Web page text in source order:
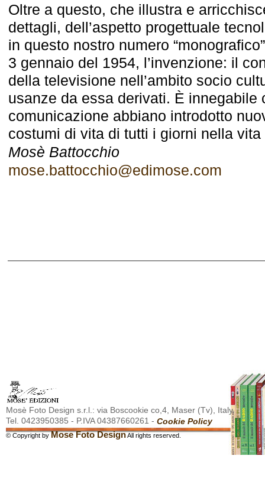
Oltre a questo, che illustra e
dettagli, dell’aspetto progettuale
in questo nostro numero
3 gennaio del 1954, l’invenzione: il
della televisione nell’ambito socio
usanze da essa derivati. È innegabile
comunicazione abbiano introdotto
costumi di vita di tutti i giorni nella
Mosè Battocchio
mose.battocchio@edimose.com
Mosè Foto Design s.r.l.: via Boscookie co,4, Maser (Tv), Italy.
Tel. 0423950385 - P.IVA 04387660261 - Cookie Policy
© Copyright by Mose Foto DesignAll rights reserved.